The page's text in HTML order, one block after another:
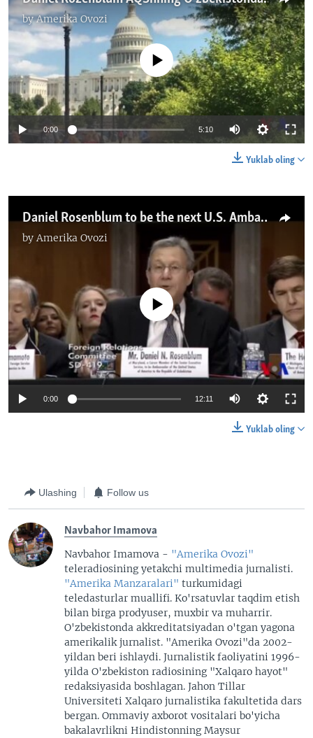
byAmerika Ovozi
No media source currently available
0:00 5:10
Yuklab oling
Daniel Rosenblum to be the next U.S. Ambassador to Uzbekistan
byAmerika Ovozi
No media source currently available
0:00 12:11
Yuklab oling
Ulashing Follow us
Navbahor Imamova
Navbahor Imamova - "Amerika Ovozi"
teleradiosining yetakchi multimedia jurnalisti.
"Amerika Manzaralari" turkumidagi
teledasturlar muallifi. Ko'rsatuvlar taqdim etish
bilan birga prodyuser, muxbir va muharrir.
O'zbekistonda akkreditatsiyadan o'tgan yagona
amerikalik jurnalist. "Amerika Ovozi"da 2002-
yildan beri ishlaydi. Jurnalistik faoliyatini 1996-
yilda O'zbekiston radiosining "Xalqaro hayot"
redaksiyasida boshlagan. Jahon Tillar
Universiteti Xalqaro jurnalistika fakultetida dars
bergan. Ommaviy axborot vositalari bo'yicha
bakalavrlikni Hindistonning Maysur